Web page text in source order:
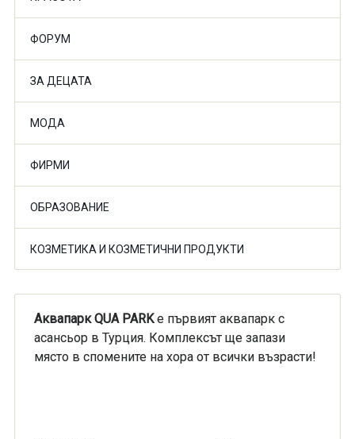
ФОРУМ
ЗА ДЕЦАТА
МОДА
ФИРМИ
ОБРАЗОВАНИЕ
КОЗМЕТИКА И КОЗМЕТИЧНИ ПРОДУКТИ
Аквапарк QUA PARKе първият аквапарк с
асансьор в Турция. Комплексът ще запази
място в спомените на хора от всички възрасти!